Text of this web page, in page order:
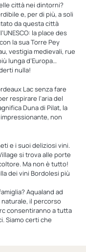
città nei dintorni?
e, per di più, a soli
da questa città
la place des
la sua Torre Pey
vestigia medievali, rue
lunga d’Europa…
nulla!
Lac senza fare
respirare l’aria del
Duna di Pilat, la
non
e i suoi deliziosi vini.
si trova alle porte
Ma non è tutto!
dei vini Bordolesi più
Aqualand ad
naturale, il percorso
consentiranno a tutta
Siamo certi che